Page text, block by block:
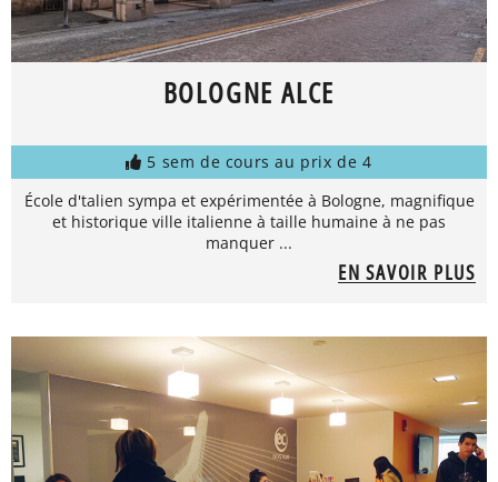
BOLOGNE ALCE
5 sem de cours au prix de 4
École d'talien sympa et expérimentée à Bologne, magnifique
et historique ville italienne à taille humaine à ne pas
manquer ...
EN SAVOIR PLUS